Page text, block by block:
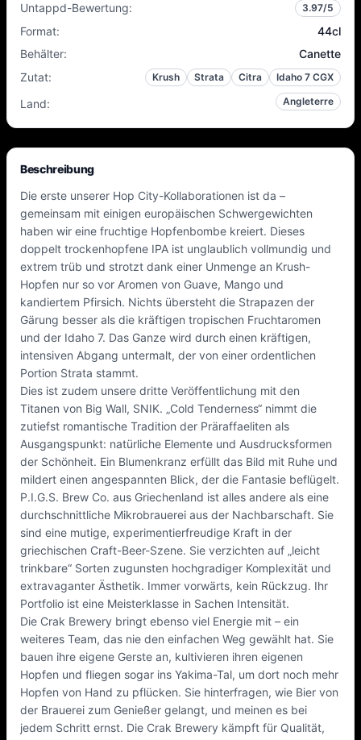
Untappd-Bewertung: 3.97/5
Format:
44cl
Behälter:
Canette
Zutat: Krush Strata Citra Idaho 7 CGX
Land: Angleterre
Beschreibung
Die erste unserer Hop City-Kollaborationen ist da –
gemeinsam mit einigen europäischen Schwergewichten
haben wir eine fruchtige Hopfenbombe kreiert. Dieses
doppelt trockenhopfene IPA ist unglaublich vollmundig und
extrem trüb und strotzt dank einer Unmenge an Krush-
Hopfen nur so vor Aromen von Guave, Mango und
kandiertem Pfirsich. Nichts übersteht die Strapazen der
Gärung besser als die kräftigen tropischen Fruchtaromen
und der Idaho 7. Das Ganze wird durch einen kräftigen,
intensiven Abgang untermalt, der von einer ordentlichen
Portion Strata stammt.
Dies ist zudem unsere dritte Veröffentlichung mit den
Titanen von Big Wall, SNIK. „Cold Tenderness“ nimmt die
zutiefst romantische Tradition der Präraffaeliten als
Ausgangspunkt: natürliche Elemente und Ausdrucksformen
der Schönheit. Ein Blumenkranz erfüllt das Bild mit Ruhe und
mildert einen angespannten Blick, der die Fantasie beflügelt.
P.I.G.S. Brew Co. aus Griechenland ist alles andere als eine
durchschnittliche Mikrobrauerei aus der Nachbarschaft. Sie
sind eine mutige, experimentierfreudige Kraft in der
griechischen Craft-Beer-Szene. Sie verzichten auf „leicht
trinkbare“ Sorten zugunsten hochgradiger Komplexität und
extravaganter Ästhetik. Immer vorwärts, kein Rückzug. Ihr
Portfolio ist eine Meisterklasse in Sachen Intensität.
Die Crak Brewery bringt ebenso viel Energie mit – ein
weiteres Team, das nie den einfachen Weg gewählt hat. Sie
bauen ihre eigene Gerste an, kultivieren ihren eigenen
Hopfen und fliegen sogar ins Yakima-Tal, um dort noch mehr
Hopfen von Hand zu pflücken. Sie hinterfragen, wie Bier von
der Brauerei zum Genießer gelangt, und meinen es bei
jedem Schritt ernst. Die Crak Brewery kämpft für Qualität,